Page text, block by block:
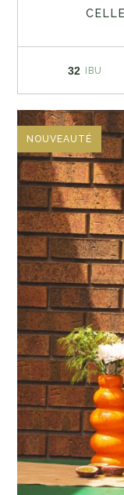
32 IBU
NOUVEAUTÉ